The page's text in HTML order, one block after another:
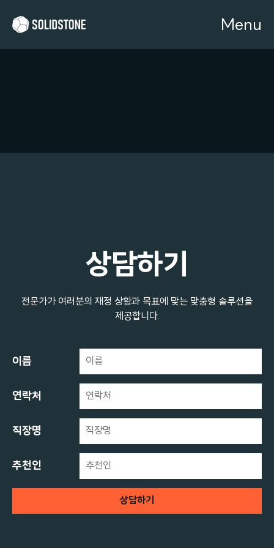
Menu
상담하기
전문가가 여러분의 재정 상황과 목표에 맞는 맞춤형 솔루션을
제공합니다.
이름
연락처
직장명
추천인